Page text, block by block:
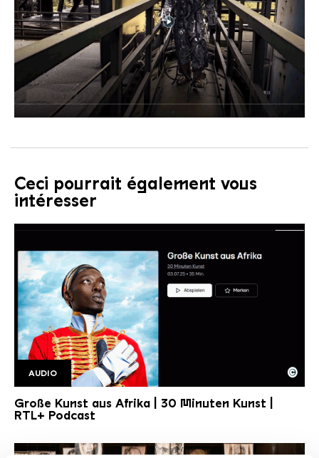
Ceci pourrait également vous
intéresser
Große Kunst aus Afrika RTL+ 30 min kunst
Copyright: Jens Trocha |RTL+
©
AUDIO
Große Kunst aus Afrika | 30 Minuten Kunst |
RTL+ Podcast